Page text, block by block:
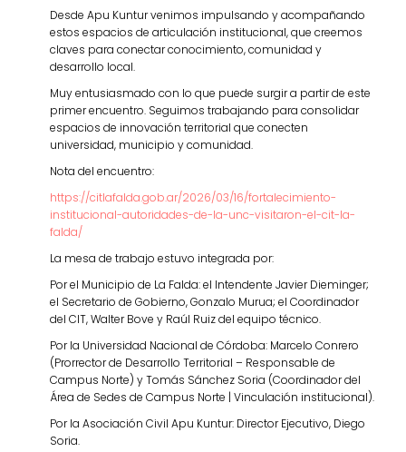
Desde Apu Kuntur venimos impulsando y acompañando
estos espacios de articulación institucional, que creemos
claves para conectar conocimiento, comunidad y
desarrollo local.
Muy entusiasmado con lo que puede surgir a partir de este
primer encuentro. Seguimos trabajando para consolidar
espacios de innovación territorial que conecten
universidad, municipio y comunidad.
Nota del encuentro:
https://citlafalda.gob.ar/2026/03/16/fortalecimiento-
institucional-autoridades-de-la-unc-visitaron-el-cit-la-
falda/
La mesa de trabajo estuvo integrada por:
Por el Municipio de La Falda: el Intendente Javier Dieminger;
el Secretario de Gobierno, Gonzalo Murua; el Coordinador
del CIT, Walter Bove y Raúl Ruiz del equipo técnico.
Por la Universidad Nacional de Córdoba: Marcelo Conrero
(Prorrector de Desarrollo Territorial – Responsable de
Campus Norte) y Tomás Sánchez Soria (Coordinador del
Área de Sedes de Campus Norte | Vinculación institucional).
Por la Asociación Civil Apu Kuntur: Director Ejecutivo, Diego
Soria.